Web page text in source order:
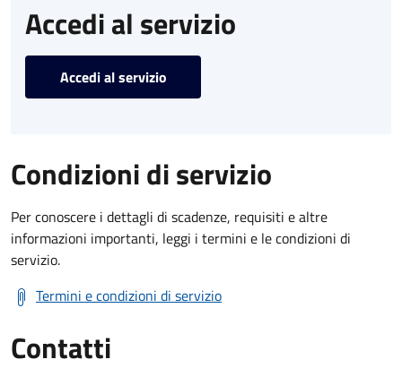
Accedi al servizio
Accedi al servizio
Condizioni di servizio
Per conoscere i dettagli di scadenze, requisiti e altre
informazioni importanti, leggi i termini e le condizioni di
servizio.
Termini e condizioni di servizio
Contatti